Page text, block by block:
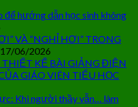
để hướng dẫn học sinh không
VÀ “NGHỈ HƠI” TRONG
17/06/2026
KẾ BÀI GIẢNG ĐIỆN
GIÁO VIÊN TIỂU HỌC
Khi người thầy vẫn… làm